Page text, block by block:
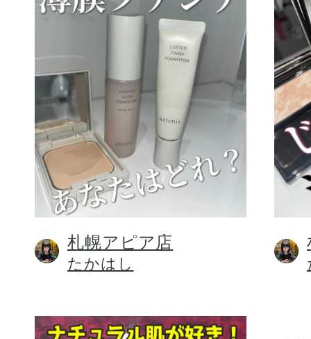
スキンケア
メイクアップ
健康食品／サプ
札幌アピア店
たかはし